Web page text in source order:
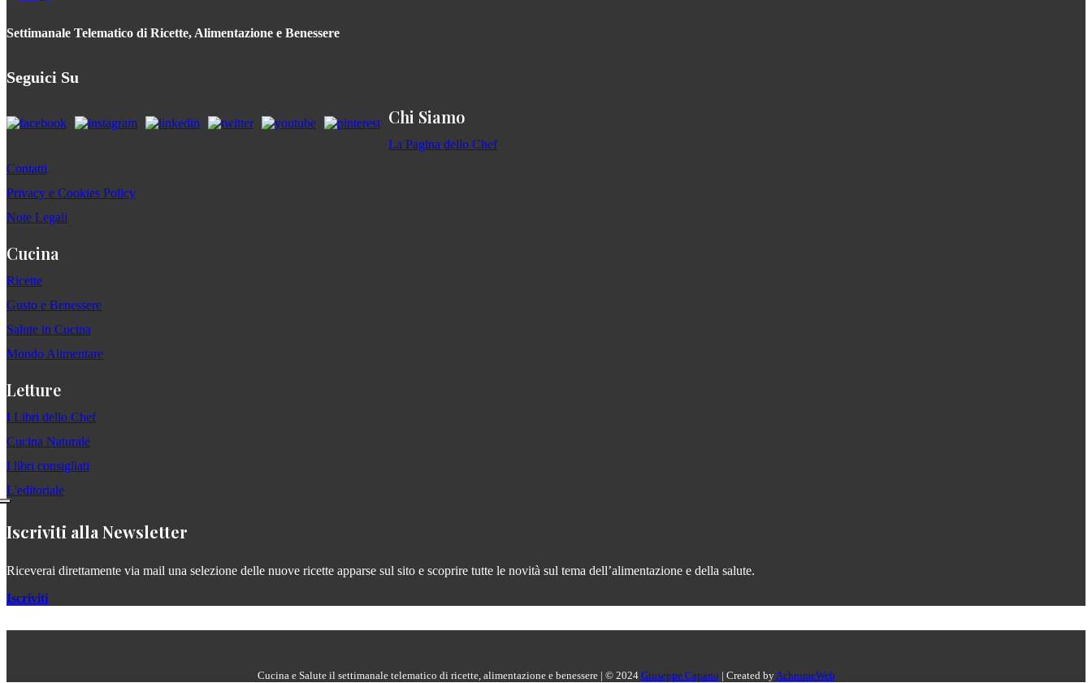
Settimanale Telematico di Ricette, Alimentazione e Benessere
Seguici Su
Chi Siamo
La Pagina dello Chef
Contatti
Privacy e Cookies Policy
Note Legali
Cucina
Ricette
Gusto e Benessere
Salute in Cucina
Mondo Alimentare
Letture
I Libri dello Chef
Cucina Naturale
I libri consigliati
L'editoriale
Iscriviti alla Newsletter
Riceverai direttamente via mail una selezione delle nuove ricette apparse sul sito e scoprire tutte le novità sul tema dell’alimentazione e della salute.
Iscriviti
Cucina e Salute il settimanale telematico di ricette, alimentazione e benessere | © 2024 Giuseppe Capano | Created byAchromeWeb